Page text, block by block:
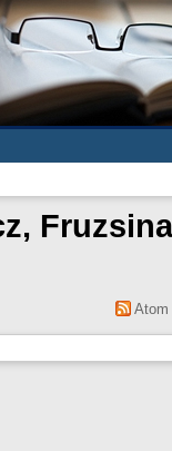
Fruzsina
Atom